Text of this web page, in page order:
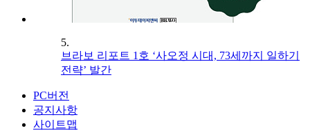
5.
브라보 리포트 1호 ‘사오정 시대, 73세까지 일하기
전략’ 발간
PC버전
공지사항
사이트맵